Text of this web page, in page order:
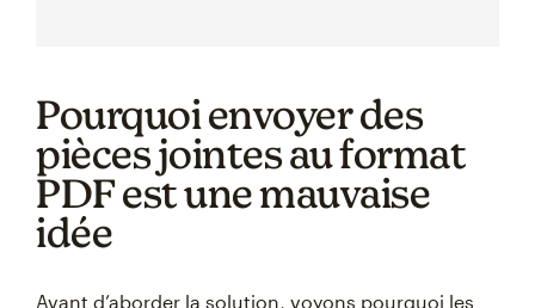
Pourquoi envoyer des
pièces jointes au format
PDF est une mauvaise
idée
Avant d’aborder la solution, voyons pourquoi les